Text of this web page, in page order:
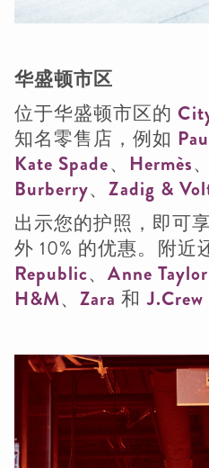
华盛顿市区
位于华盛顿市区的
知名零售店，例如
Kate Spade、 Hermès、
Burberry、Zadig &
出示您的护照，即可
外 10% 的优惠。附近
Republic、Anne Taylor
H&M、Zara 和J.Crew